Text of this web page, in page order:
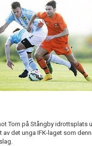
Torn på Stångby idrottsplats
av det unga IFK-laget som